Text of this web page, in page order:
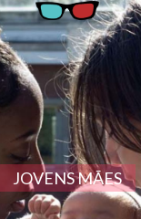
JOVENS MÃES